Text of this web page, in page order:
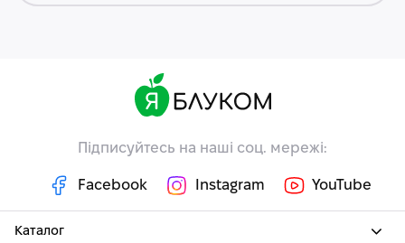
Підписуйтесь на наші соц. мережі:
Facebook Instagram YouTube
Каталог